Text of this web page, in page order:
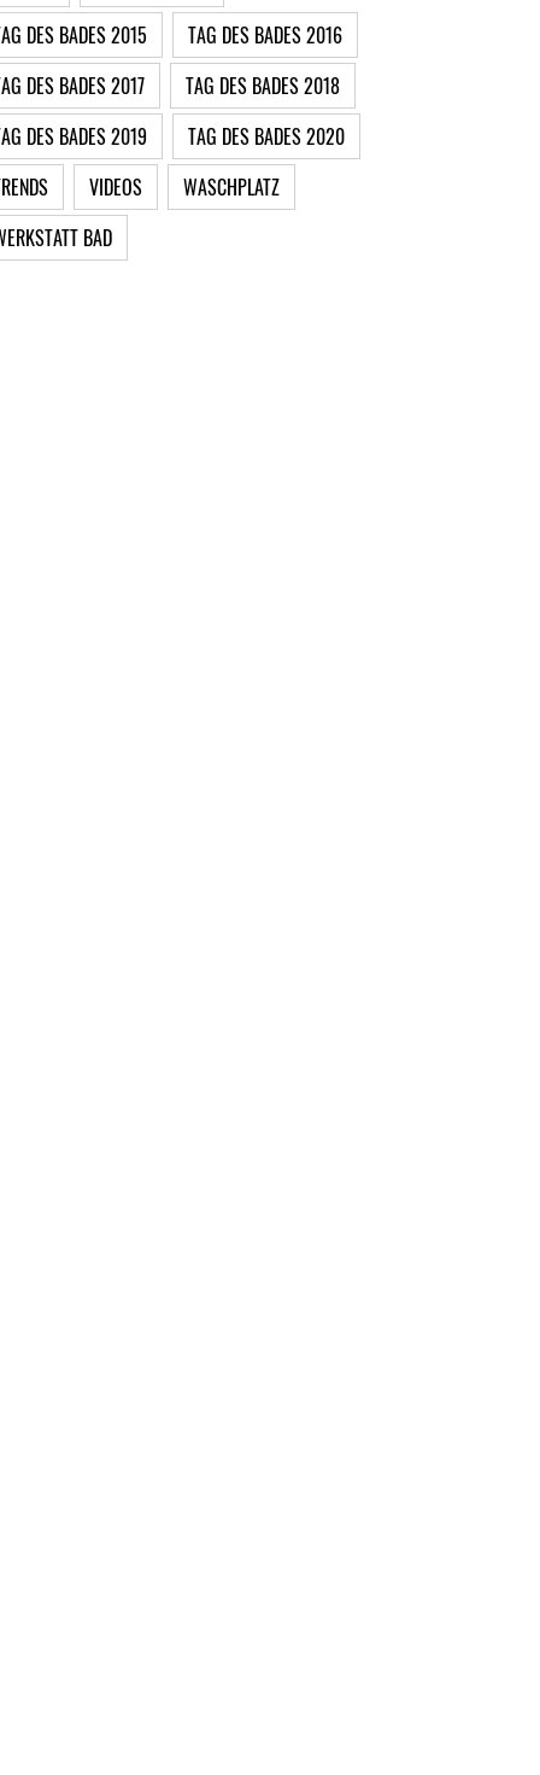
DES BADES 2015
TAG DES BADES 2016
DES BADES 2017
TAG DES BADES 2018
DES BADES 2019
TAG DES BADES 2020
VIDEOS
WASCHPLATZ
BAD